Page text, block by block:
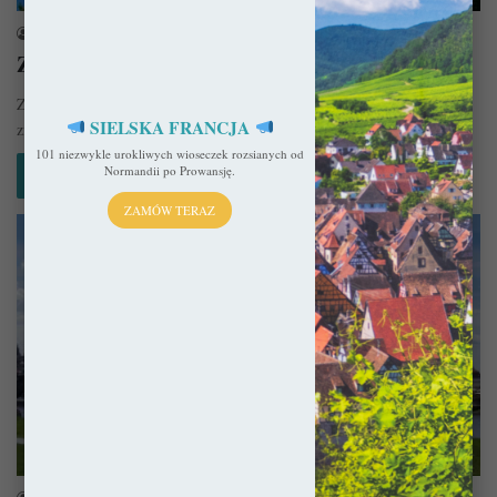
Zamek Stolpen – Klatka hrabiny
Znów żar lał się z nieba, 38 stopni, a jedyne o czym marzyliśmy to
zimny prysznic i cola z lodem.…
Czytaj więcej »
Niemcy
SIELSKA FRANCJA
101 niezwykle urokliwych wioseczek rozsianych od
Normandii po Prowansję.
ZAMÓW TERAZ